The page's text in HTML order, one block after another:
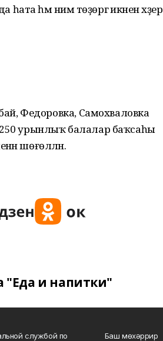
һәм нимә төҙөргә икәнен хәҙер
Федоровка, Самохваловка
250 урынлыҡ балалар баҡсаһы
шөғөлләнә.
"Еда и напитки"
службой по Баш мөхәррир